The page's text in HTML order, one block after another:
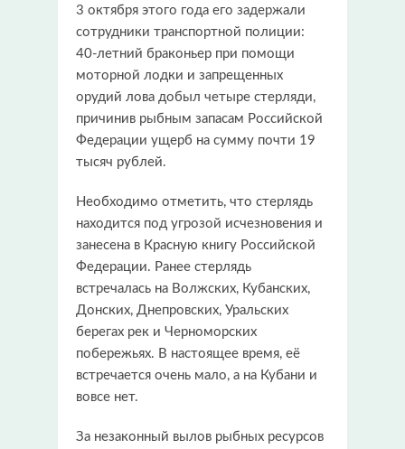
3 октября этого года его задержали
сотрудники транспортной полиции:
40-летний браконьер при помощи
моторной лодки и запрещенных
орудий лова добыл четыре стерляди,
причинив рыбным запасам Российской
Федерации ущерб на сумму почти 19
тысяч рублей.
Необходимо отметить, что стерлядь
находится под угрозой исчезновения и
занесена в Красную книгу Российской
Федерации. Ранее стерлядь
встречалась на Волжских, Кубанских,
Донских, Днепровских, Уральских
берегах рек и Черноморских
побережьях. В настоящее время, её
встречается очень мало, а на Кубани и
вовсе нет.
За незаконный вылов рыбных ресурсов